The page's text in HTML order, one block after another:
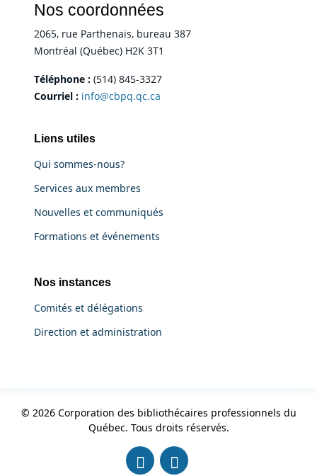
Nos coordonnées
2065, rue Parthenais, bureau 387
Montréal (Québec) H2K 3T1
Téléphone : (514) 845-3327
Courriel : info@cbpq.qc.ca
Liens utiles
Qui sommes-nous?
Services aux membres
Nouvelles et communiqués
Formations et événements
Nos instances
Comités et délégations
Direction et administration
© 2026 Corporation des bibliothécaires professionnels du
Québec. Tous droits réservés.